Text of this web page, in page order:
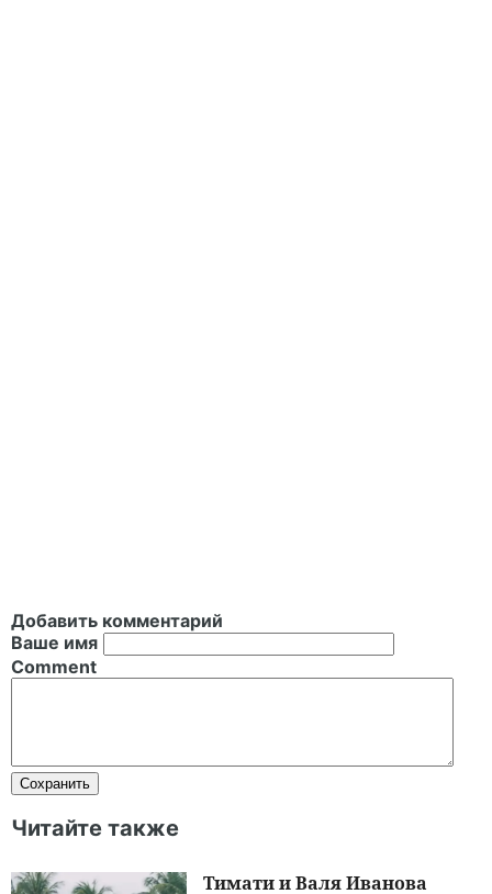
Добавить комментарий
Ваше имя
Comment
Читайте также
Тимати и Валя Иванова